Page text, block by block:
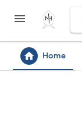

home Home